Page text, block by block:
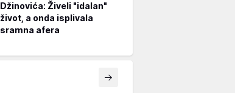
Džinovića: Živeli "idalan"
život, a onda isplivala
sramna afera